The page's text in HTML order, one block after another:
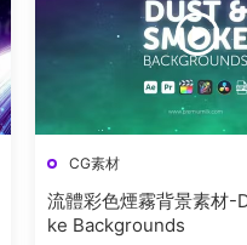
CG素材
流體彩色煙霧背景素材-
ke Backgrounds